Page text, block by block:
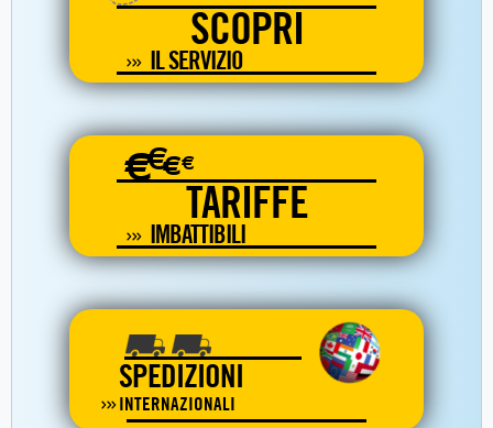
SCOPRI
IL SERVIZIO
€€€€
TARIFFE
IMBATTIBILI
SPEDIZIONI
INTERNAZIONALI